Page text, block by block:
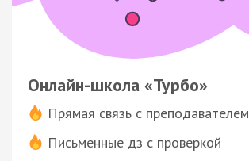
Онлайн-школа «Турбо»
Прямая связь с преподавателем
Письменные дз с проверкой